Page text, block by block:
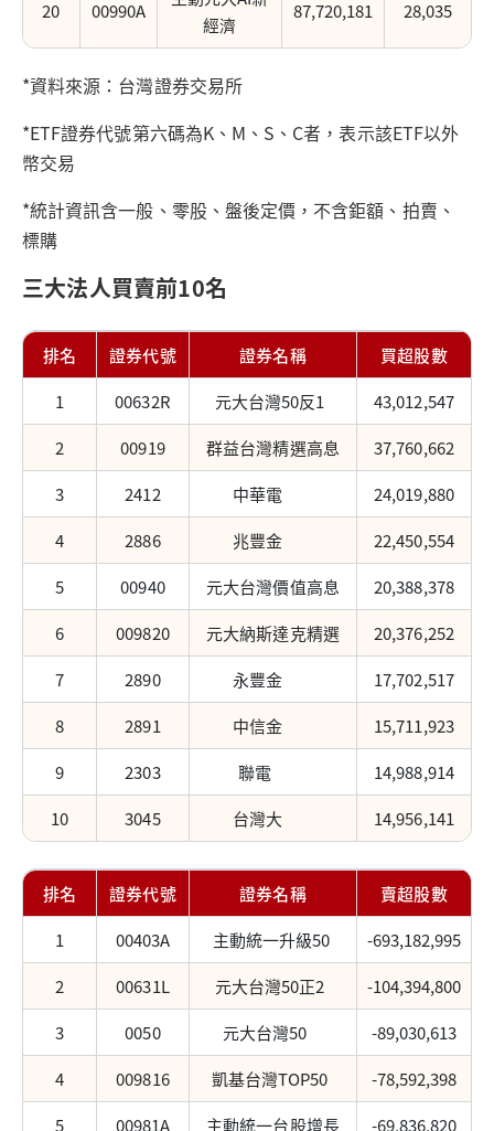
20 00990A
經濟
87,720,181 28,035
*資料來源：台灣證券交易所
*ETF證券代號第六碼為K、M、S、C者，表示該ETF以外
幣交易
*統計資訊含一般、零股、盤後定價，不含鉅額、拍賣、
標購
三大法人買賣前10名
排名 證券代號 證券名稱
買超股數
1
00632R 元大台灣50反1
43,012,547
2
00919 群益台灣精選高息
37,760,662
3
2412 中華電
24,019,880
4
2886 兆豐金
22,450,554
5
00940 元大台灣價值高息
20,388,378
6
009820 元大納斯達克精選
20,376,252
7
2890 永豐金
17,702,517
8
2891 中信金
15,711,923
9
2303 聯電
14,988,914
10
3045 台灣大 14,956,141
排名 證券代號 證券名稱
賣超股數
1
00403A 主動統一升級50
-693,182,995
2
00631L 元大台灣50正2
-104,394,800
3
0050 元大台灣50
-89,030,613
4
009816 凱基台灣TOP50
-78,592,398
5
00981A 主動統一台股增長
-69,836,820